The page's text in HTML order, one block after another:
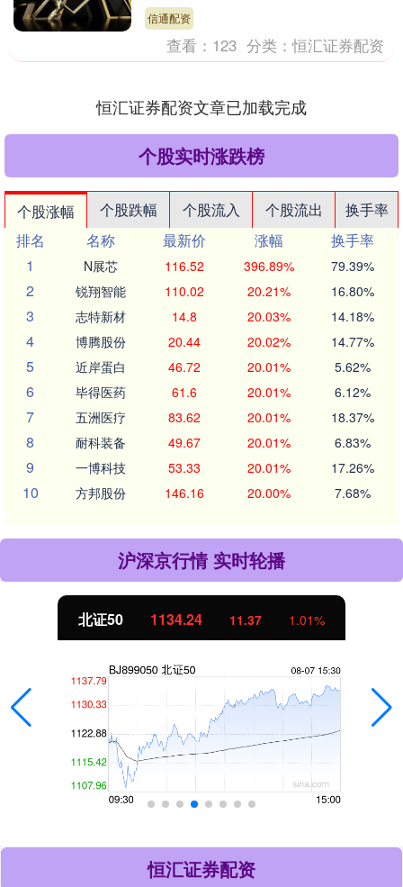
警惕“伪营养师”....
信通配资
查看： 123 分类：恒汇证券配资
恒汇证券配资文章已加载完成
个股实时涨跌榜
个股涨幅 个股跌幅 个股流入 个股流出
换手率
排名
名称 最新价 涨幅
换手率
1
N展芯 116.52 396.89% 79.39%
2 锐翔智能 110.02 20.21% 16.80%
3 志特新材 14.8 20.03% 14.18%
4 博腾股份 20.44 20.02% 14.77%
5 近岸蛋白 46.72 20.01% 5.62%
6 毕得医药 61.6 20.01% 6.12%
7 五洲医疗 83.62 20.01% 18.37%
8 耐科装备 49.67 20.01% 6.83%
9 一博科技 53.33 20.01% 17.26%
10 方邦股份 146.16 20.00% 7.68%
沪深京行情 实时轮播
北证50 1134.24 11.37 1.01%
恒汇证券配资